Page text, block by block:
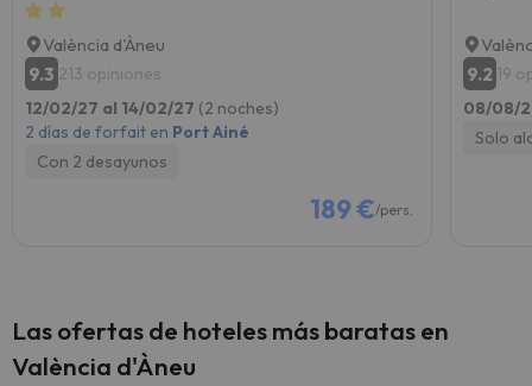
València d'Àneu
9.3 213 opiniones
12/02/27 al 14/02/27 (2 noches)
2 días de forfait en Port Ainé
Con 2 desayunos
189 €/pers.
9.2 19
08/08/
Solo
Las ofertas de hoteles más baratas en
València d'Àneu